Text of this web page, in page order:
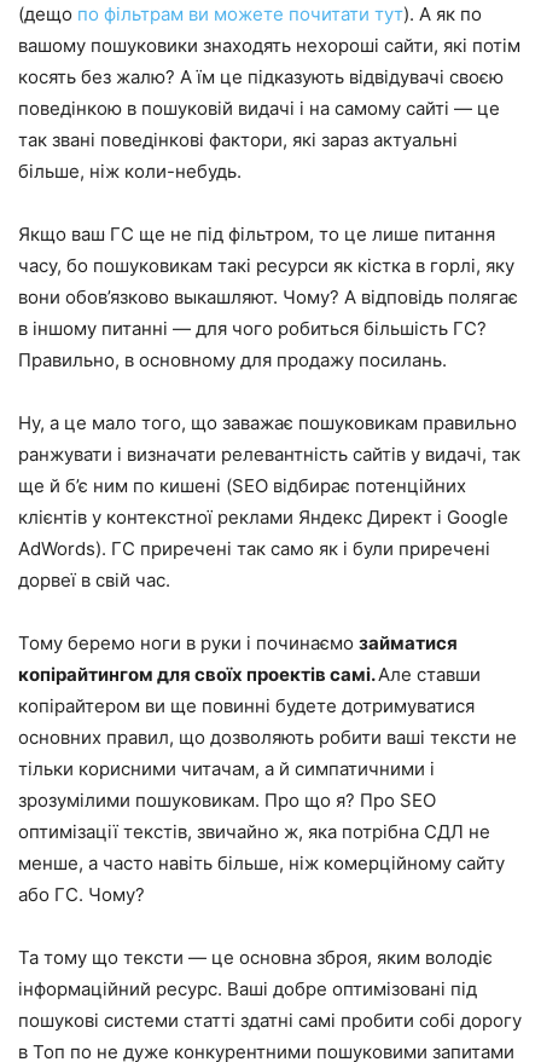
(дещо по фільтрам ви можете почитати тут). А як по
вашому пошуковики знаходять нехороші сайти, які потім
косять без жалю? А їм це підказують відвідувачі своєю
поведінкою в пошуковій видачі і на самому сайті — це
так звані поведінкові фактори, які зараз актуальні
більше, ніж коли-небудь.
Якщо ваш ГС ще не під фільтром, то це лише питання
часу, бо пошуковикам такі ресурси як кістка в горлі, яку
вони обов’язково выкашляют. Чому? А відповідь полягає
в іншому питанні — для чого робиться більшість ГС?
Правильно, в основному для продажу посилань.
Ну, а це мало того, що заважає пошуковикам правильно
ранжувати і визначати релевантність сайтів у видачі, так
ще й б’є ним по кишені (SEO відбирає потенційних
клієнтів у контекстної реклами Яндекс Директ і Google
AdWords). ГС приречені так само як і були приречені
дорвеї в свій час.
Тому беремо ноги в руки і починаємо займатися
копірайтингом для своїх проектів самі.Але ставши
копірайтером ви ще повинні будете дотримуватися
основних правил, що дозволяють робити ваші тексти не
тільки корисними читачам, а й симпатичними і
зрозумілими пошуковикам. Про що я? Про SEO
оптимізації текстів, звичайно ж, яка потрібна СДЛ не
менше, а часто навіть більше, ніж комерційному сайту
або ГС. Чому?
Та тому що тексти — це основна зброя, яким володіє
інформаційний ресурс. Ваші добре оптимізовані під
пошукові системи статті здатні самі пробити собі дорогу
в Топ по не дуже конкурентними пошуковими запитами